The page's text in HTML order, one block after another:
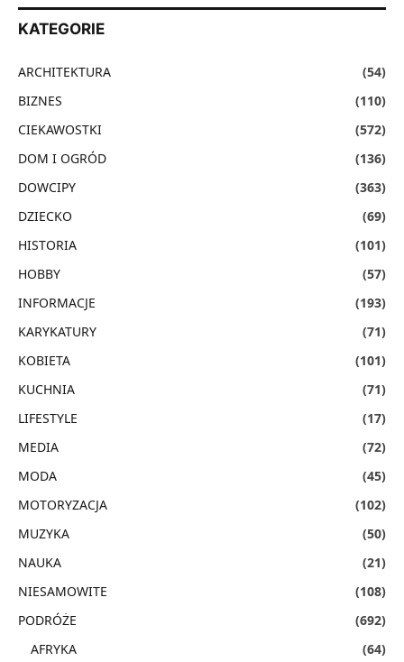
KATEGORIE
ARCHITEKTURA
(54)
BIZNES
(110)
CIEKAWOSTKI
(572)
DOM I OGRÓD
(136)
DOWCIPY
(363)
DZIECKO
(69)
HISTORIA
(101)
HOBBY
(57)
INFORMACJE
(193)
KARYKATURY
(71)
KOBIETA
(101)
KUCHNIA
(71)
LIFESTYLE
(17)
MEDIA
(72)
MODA
(45)
MOTORYZACJA
(102)
MUZYKA
(50)
NAUKA
(21)
NIESAMOWITE
(108)
PODRÓŻE
(692)
AFRYKA
(64)